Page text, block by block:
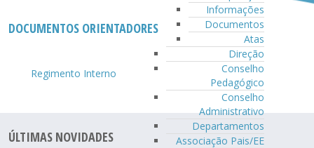
Informações
Documentos
Atas
Direção
Conselho
Pedagógico
Conselho
Administrativo
Departamentos
Associação Pais/EE
DOCUMENTOS ORIENTADORES
Regimento Interno
ÚLTIMAS NOVIDADES